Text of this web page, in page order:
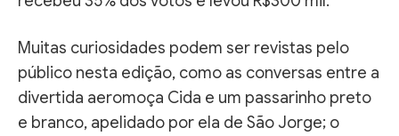
Muitas curiosidades podem ser revistas pelo
público nesta edição, como as conversas entre a
divertida aeromoça Cida e um passarinho preto
e branco, apelidado por ela de São Jorge; o